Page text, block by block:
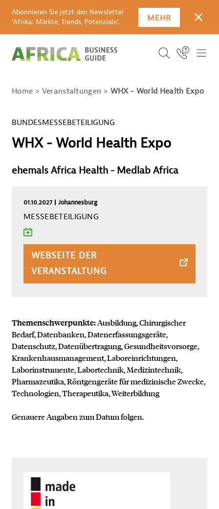
Abonnieren Sie jetzt den Newsletter
'Afrika: Märkte, Trends, Potenziale'.
MEHR
ICON
SUCHBEGRIFF
SUCHEN
Icon Link
Home Veranstaltungen WHX - World Health Expo
BUNDESMESSEBETEILIGUNG
WHX - World Health Expo
ehemals Africa Health - Medlab Africa
Information zur Veranstaltung
01.10.2027 Johannesburg
MESSEBETEILIGUNG
WEBSEITE DER
VERANSTALTUNG
Themenschwerpunkte:Ausbildung, Chirurgischer
Bedarf, Datenbanken, Datenerfassungsgeräte,
Datenschutz, Datenübertragung, Gesundheitsvorsorge,
Krankenhausmanagement, Laboreinrichtungen,
Laborinstrumente, Labortechnik, Medizintechnik,
Pharmazeutika, Röntgengeräte für medizinische Zwecke,
Technologien, Therapeutika, Weiterbildung
Genauere Angaben zum Datum folgen.